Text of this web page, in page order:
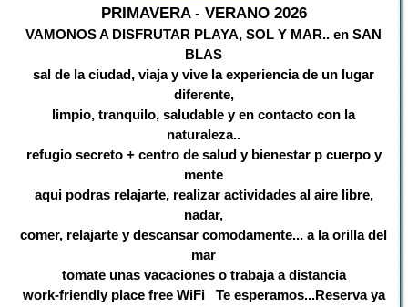
PRIMAVERA - VERANO 2026
VAMONOS A DISFRUTAR PLAYA, SOL Y MAR.. en SAN
BLAS
sal de la ciudad, viaja y vive la experiencia de un lugar
diferente,
limpio, tranquilo, saludable y en contacto con la
naturaleza..
refugio secreto + centro de salud y bienestar p cuerpo y
mente
aqui podras relajarte, realizar actividades al aire libre,
nadar,
comer, relajartey descansar comodamente...a la orilla del
mar
tomate unas vacaciones o trabaja a distancia
work-friendly place free WiFi Te esperamos...Reserva ya